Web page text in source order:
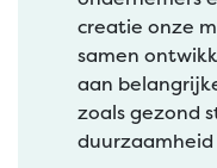
creatie onze
samen
aan
zoals gezond
duurzaamheid